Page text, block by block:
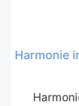
Harmonie